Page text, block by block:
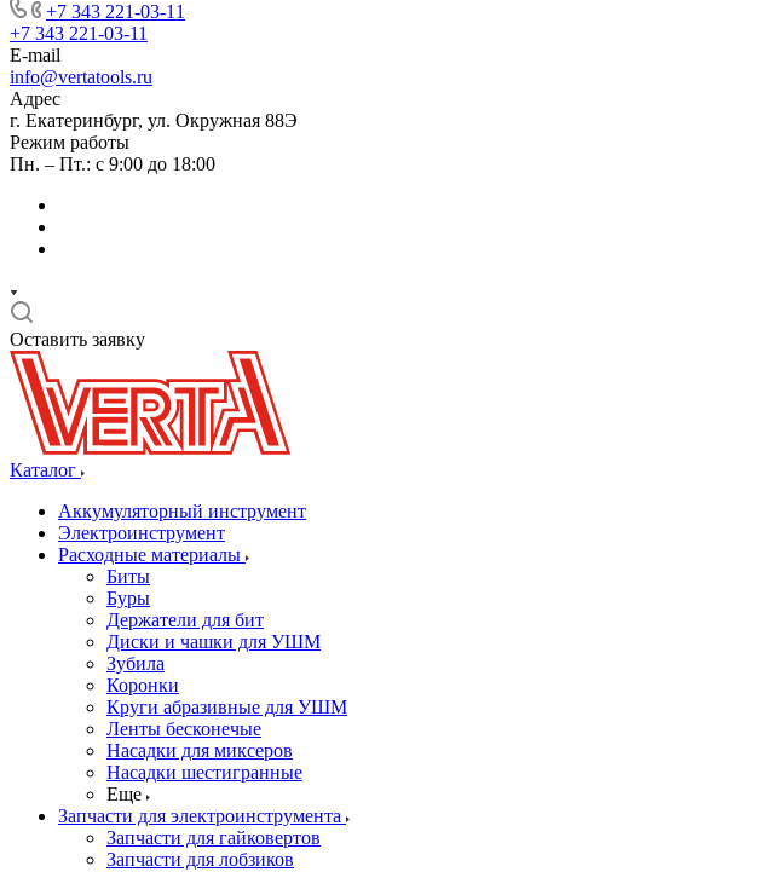
+7 343 221-03-11
+7 343 221-03-11
E-mail
info@vertatools.ru
Адрес
г. Екатеринбург, ул. Окружная 88Э
Режим работы
Пн. – Пт.: с 9:00 до 18:00
Оставить заявку
Каталог
Аккумуляторный инструмент
Электроинструмент
Расходные материалы
Биты
Буры
Держатели для бит
Диски и чашки для УШМ
Зубила
Коронки
Круги абразивные для УШМ
Ленты бесконечые
Насадки для миксеров
Насадки шестигранные
Еще
Запчасти для электроинструмента
Запчасти для гайковертов
Запчасти для лобзиков